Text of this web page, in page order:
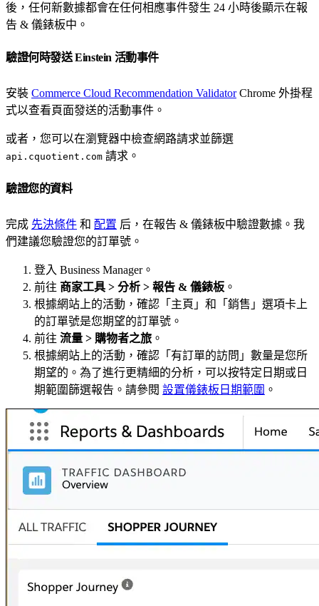
後，任何新數據都會在任何相應事件發生 24 小時後顯示在報
告 & 儀錶板中。
驗證何時發送 Einstein 活動事件
安裝 Commerce Cloud Recommendation ValidatorChrome 外掛程
式以查看頁面發送的活動事件。
或者，您可以在瀏覽器中檢查網路請求並篩選
api.cquotient.com 請求。
驗證您的資料
完成 先決條件 和 配置 后，在報告 & 儀錶板中驗證數據。我
們建議您驗證您的訂單號。
登入 Business Manager。
前往 商家工具 > 分析 > 報告 & 儀錶板 。
根據網站上的活動，確認「主頁」和「銷售」選項卡上
的訂單號是您期望的訂單號。
前往 流量 > 購物者之旅 。
根據網站上的活動，確認「有訂單的訪問」數量是您所
期望的。為了進行更精細的分析，可以按特定日期或日
期範圍篩選報告。請參閱 設置儀錶板日期範圍 。